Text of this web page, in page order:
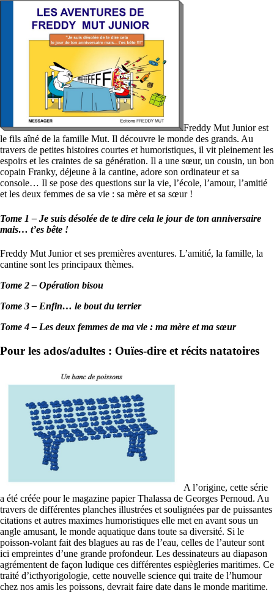
Freddy Mut Junior est
le fils aîné de la famille Mut. Il découvre le monde des grands. Au
travers de petites histoires courtes et humoristiques, il vit pleinement les
espoirs et les craintes de sa génération. Il a une sœur, un cousin, un bon
copain Franky, déjeune à la cantine, adore son ordinateur et sa
console… Il se pose des questions sur la vie, l’école, l’amour, l’amitié
et les deux femmes de sa vie : sa mère et sa sœur !
Tome 1 – Je suis désolée de te dire cela le jour de ton anniversaire
mais… t’es bête !
Freddy Mut Junior et ses premières aventures. L’amitié, la famille, la
cantine sont les principaux thèmes.
Tome 2 – Opération bisou
Tome 3 – Enfin… le bout du terrier
Tome 4 – Les deux femmes de ma vie : ma mère et ma sœur
Pour les ados/adultes : Ouïes-dire et récits natatoires
A l’origine, cette série
a été créée pour le magazine papier Thalassa de Georges Pernoud. Au
travers de différentes planches illustrées et soulignées par de puissantes
citations et autres maximes humoristiques elle met en avant sous un
angle amusant, le monde aquatique dans toute sa diversité. Si le
poisson-volant fait des blagues au ras de l’eau, celles de l’auteur sont
ici empreintes d’une grande profondeur. Les dessinateurs au diapason
agrémentent de façon ludique ces différentes espiègleries maritimes. Ce
traité d’icthyorigologie, cette nouvelle science qui traite de l’humour
chez nos amis les poissons, devrait faire date dans le monde maritime.